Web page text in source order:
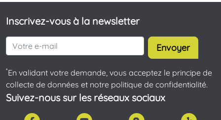
Inscrivez-vous à la newsletter
Envoyer
*En validant votre demande, vous acceptez le principe de
collecte de données et notre politique de confidentialité.
Suivez-nous sur les réseaux sociaux